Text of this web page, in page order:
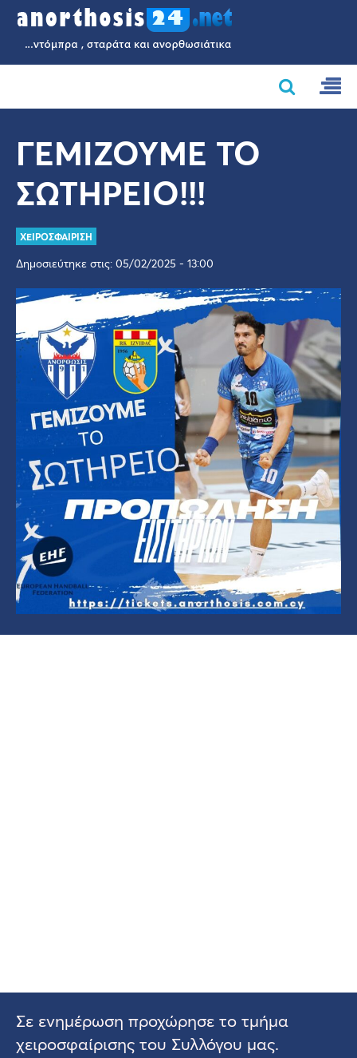
ΓΕΜΙΖΟΥΜΕ ΤΟ
ΣΩΤΗΡΕΙΟ!!!
ΧΕΙΡΟΣΦΑΙΡΙΣΗ
Δημοσιεύτηκε στις: 05/02/2025 - 13:00
Σε ενημέρωση προχώρησε το τμήμα
χειροσφαίρισης του Συλλόγου μας.